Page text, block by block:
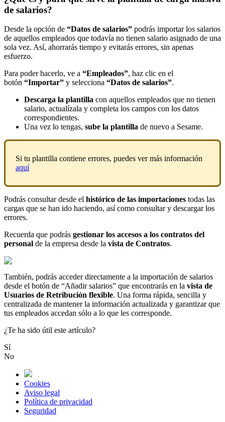
de salarios?
Desde la opción de “Datos de salarios” podrás importar los salarios
de aquellos empleados que todavía no tienen salario asignado de una
sola vez. Así, ahorrarás tiempo y evitarás errores, sin apenas
esfuerzo.
Para poder hacerlo, ve a “Empleados”, haz clic en el
botón “Importar” y selecciona “Datos de salarios”.
Descarga la plantilla con aquellos empleados que no tienen
salario, actualízala y completa los campos con los datos
correspondientes.
Una vez lo tengas, sube la plantilla de nuevo a Sesame.
Si tu plantilla contiene errores, puedes ver más información
aquí
Podrás consultar desde el histórico de las importaciones todas las
cargas que se han ido haciendo, así como consultar y descargar los
errores.
Recuerda que podrás gestionar los accesos a los contratos del
personal de la empresa desde la vista de Contratos.
También, podrás acceder directamente a la importación de salarios
desde el botón de “Añadir salarios” que encontrarás en la vista de
Usuarios de Retribución flexible. Una forma rápida, sencilla y
centralizada de mantener la información actualizada y garantizar que
tus empleados accedan sólo a lo que les corresponde.
¿Te ha sido útil este artículo?
Sí
No
Cookies
Aviso legal
Política de privacidad
Seguridad